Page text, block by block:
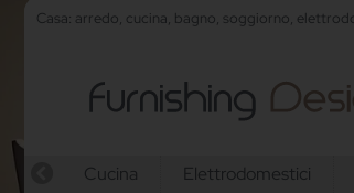
Casa: arredo, cucina, bagno, soggiorno,
Cucina Elettrodomestici